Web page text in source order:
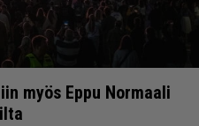
myös Eppu Normaali